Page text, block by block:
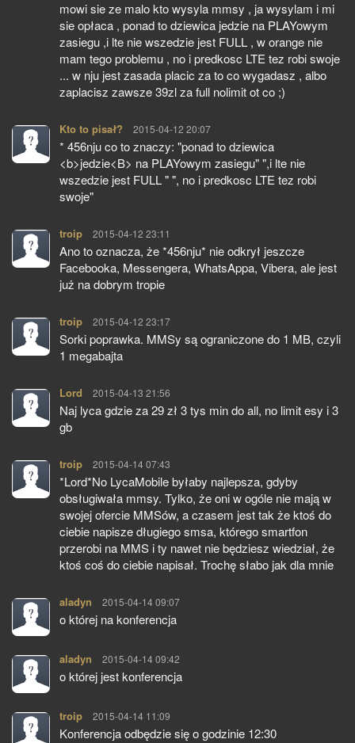
mowi sie ze malo kto wysyla mmsy , ja wysylam i mi
sie opłaca , ponad to dziewica jedzie na PLAYowym
zasiegu ,i lte nie wszedzie jest FULL , w orange nie
mam tego problemu , no i predkosc LTE tez robi swoje
... w nju jest zasada placic za to co wygadasz , albo
zaplacisz zawsze 39zl za full nolimit ot co ;)
Kto to pisał? pisze:
2015-04-12 20:07
* 456nju co to znaczy: "ponad to dziewica
<b>jedzie<B> na PLAYowym zasiegu" ",i lte nie
wszedzie jest FULL " ", no i predkosc LTE tez robi
swoje"
troip pisze:
2015-04-12 23:11
Ano to oznacza, że *456nju* nie odkrył jeszcze
Facebooka, Messengera, WhatsAppa, Vibera, ale jest
już na dobrym tropie
troip pisze:
2015-04-12 23:17
Sorki poprawka. MMSy są ograniczone do 1 MB, czyli
1 megabajta
Lord pisze:
2015-04-13 21:56
Naj lyca gdzie za 29 zł 3 tys min do all, no limit esy i 3
gb
troip pisze:
2015-04-14 07:43
*Lord*No LycaMobile byłaby najlepsza, gdyby
obsługiwała mmsy. Tylko, że oni w ogóle nie mają w
swojej ofercie MMSów, a czasem jest tak że ktoś do
ciebie napisze długiego smsa, którego smartfon
przerobi na MMS i ty nawet nie będziesz wiedział, że
ktoś coś do ciebie napisał. Trochę słabo jak dla mnie
aladyn pisze:
2015-04-14 09:07
o której na konferencja
aladyn pisze:
2015-04-14 09:42
o której jest konferencja
troip pisze:
2015-04-14 11:09
Konferencja odbędzie się o godzinie 12:30